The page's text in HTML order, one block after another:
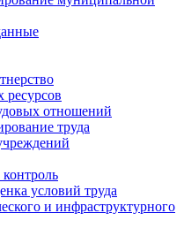
ресурсов
отношений
труда
условий труда
и инфраструктурного